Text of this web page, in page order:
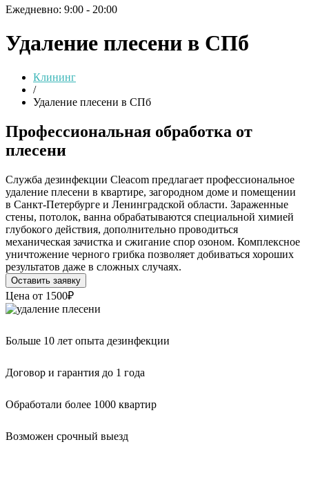
Ежедневно: 9:00 - 20:00
Удаление плесени в СПб
Клининг
/
Удаление плесени в СПб
Профессиональная обработка от
плесени
Служба дезинфекции Cleacom предлагает профессиональное
удаление плесени в квартире, загородном доме и помещении
в Санкт-Петербурге и Ленинградской области. Зараженные
стены, потолок, ванна обрабатываются специальной химией
глубокого действия, дополнительно проводиться
механическая зачистка и сжигание спор озоном. Комплексное
уничтожение черного грибка позволяет добиваться хороших
результатов даже в сложных случаях.
Оставить заявку
Цена от 1500₽
Больше 10 лет опыта дезинфекции
Договор и гарантия до 1 года
Обработали более 1000 квартир
Возможен срочный выезд